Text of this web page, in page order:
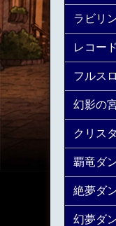
ラビリ
レコー
フルス
幻影の
クリス
覇竜ダ
絶夢ダ
幻夢ダ